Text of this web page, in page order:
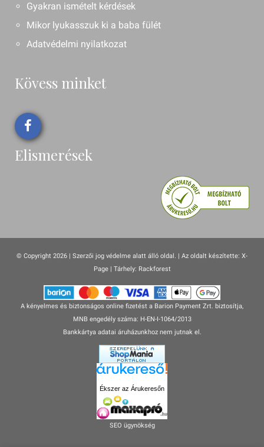
Gyakran ismételt kérdések
Mikor lyukasszuk ki a baba fülét
Adatvédelmi nyilatkozat
Kövess minket
Elismerések
© Copyright 2026 | Szerzői jog védelme alatt álló oldal. | Az oldalt készítette: X-
Page| Tárhely: Rackforest
A kényelmes és biztonságos online fizetést a Barion Payment Zrt. biztosítja,
MNB engedély száma: H-EN-I-1064/2013
Bankkártya adatai áruházunkhoz nem jutnak el.
Ékszer az Árukeresőn
SEO ügynökség